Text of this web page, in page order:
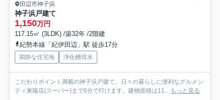
田辺市神子浜
神子浜戸建て
1,150万円
117.15㎡ (3LDK) /築32年 /2階建
紀勢本線「紀伊田辺」駅 徒歩17分
閑静な住宅地 浄化槽排水
こだわりポイント満載の神子浜戸建て。日々の暮らしに便利なグルメシ
ティ東陽店(スーパー)まで6分で行けます。建物面積は11... もっと見る